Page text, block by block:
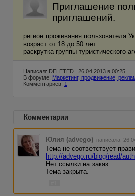
Приглашение
приглашений.
регион проживания пользователя
возраст от 18 до 50 лет
раскрутка группы туристического
Написал: DELETED , 26.04.2013 в 00:25
В форуме: Маркетинг, продвижение,
Комментариев: 1
Комментарии
Юлия (advego) написала
Тема не соответствует
http://advego.ru/blog/read/
Нет ссылки на заказ.
Тема закрыта.